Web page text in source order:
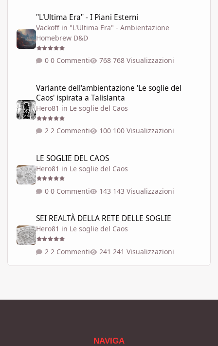
"L'Ultima Era" - I Piani Esterni
Vackoff in "L'Ultima Era" - Ambientazione
Homebrew D&D
0 Commenti 768 Visualizzazioni
Variante dell'ambientazione 'Le soglie del
Caos' ispirata a Talislanta
Hero81 in Le soglie del Caos
2 Commenti 100 Visualizzazioni
LE SOGLIE DEL CAOS
Hero81 in Le soglie del Caos
0 Commenti 143 Visualizzazioni
SEI REALTÀ DELLA RETE DELLE SOGLIE
Hero81 in Le soglie del Caos
2 Commenti 241 Visualizzazioni
NAVIGA